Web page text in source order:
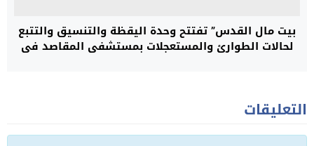
بيت مال القدس” تفتتح وحدة اليقظة والتنسيق والتتبع
لحالات الطوارئ والمستعجلات بمستشفى المقاصد في
التعليقات